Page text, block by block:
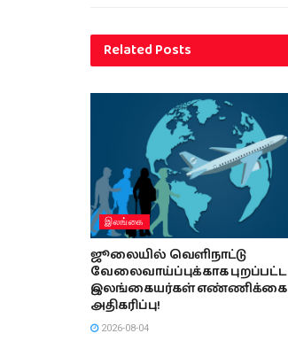
RelatedPosts
இலங்கை
ஜூலையில் வெளிநாட்டு
வேலைவாய்ப்புக்காக புறப்பட்ட
இலங்கையர்கள் எண்ணிக்கை
அதிகரிப்பு!
2026-08-04